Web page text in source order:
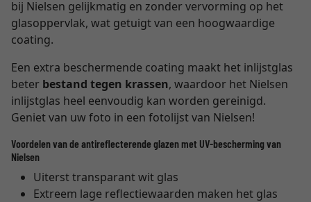
bij Nielsen gelijkmatig en zonder vervorming op het
glasoppervlak, wat getuigt van een hoogwaardige
coating.
Een extra beschermende coating maakt het inlijstglas
beter bestand tegen krassen, waardoor het Nielsen
inlijstglas heel eenvoudig kan worden gereinigd.
Geniet van uw foto in een fotolijst van Nielsen!
Voordelen van de antireflecterende glazen met UV-bescherming van
Nielsen
Uiterst transparant wit glas
Extreem lage reflectiewaarden maken het glas